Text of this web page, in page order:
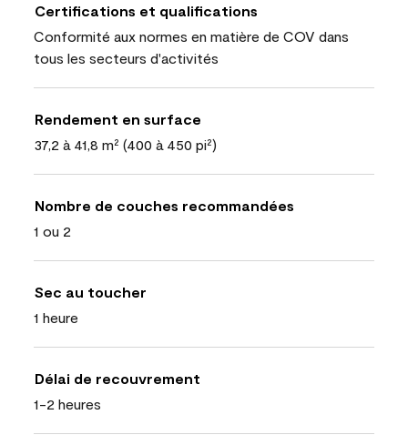
Certifications et qualifications
Conformité aux normes en matière de COV dans
tous les secteurs d'activités
Rendement en surface
37,2 à 41,8 m² (400 à 450 pi²)
Nombre de couches recommandées
1 ou 2
Sec au toucher
1 heure
Délai de recouvrement
1-2 heures